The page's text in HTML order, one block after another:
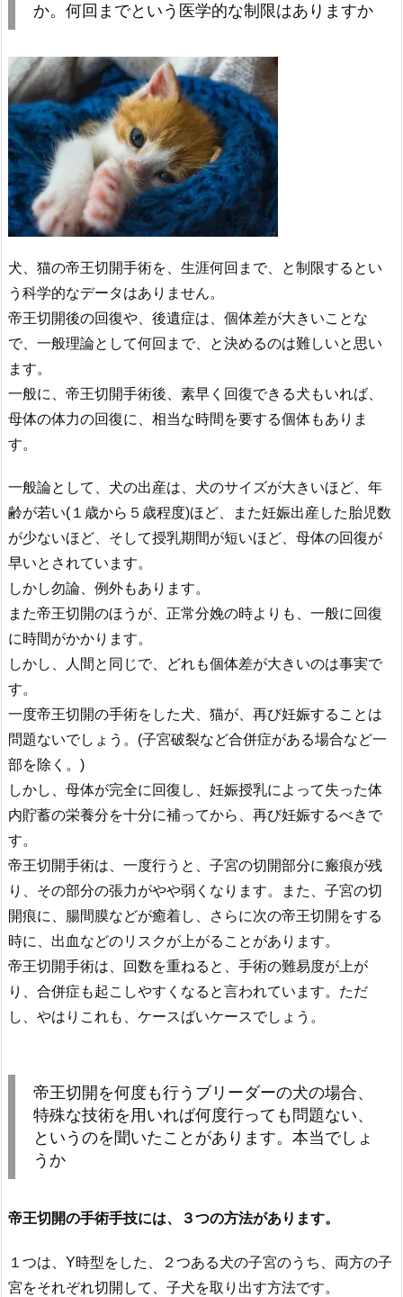
か。何回までという医学的な制限はありますか
犬、猫の帝王切開手術を、生涯何回まで、と制限するとい
う科学的なデータはありません。
帝王切開後の回復や、後遺症は、個体差が大きいことな
で、一般理論として何回まで、と決めるのは難しいと思い
ます。
一般に、帝王切開手術後、素早く回復できる犬もいれば、
母体の体力の回復に、相当な時間を要する個体もありま
す。
一般論として、犬の出産は、犬のサイズが大きいほど、年
齢が若い(１歳から５歳程度)ほど、また妊娠出産した胎児数
が少ないほど、そして授乳期間が短いほど、母体の回復が
早いとされています。
しかし勿論、例外もあります。
また帝王切開のほうが、正常分娩の時よりも、一般に回復
に時間がかかります。
しかし、人間と同じで、どれも個体差が大きいのは事実で
す。
一度帝王切開の手術をした犬、猫が、再び妊娠することは
問題ないでしょう。(子宮破裂など合併症がある場合など一
部を除く。)
しかし、母体が完全に回復し、妊娠授乳によって失った体
内貯蓄の栄養分を十分に補ってから、再び妊娠するべきで
す。
帝王切開手術は、一度行うと、子宮の切開部分に瘢痕が残
り、その部分の張力がやや弱くなります。また、子宮の切
開痕に、腸間膜などが癒着し、さらに次の帝王切開をする
時に、出血などのリスクが上がることがあります。
帝王切開手術は、回数を重ねると、手術の難易度が上が
り、合併症も起こしやすくなると言われています。ただ
し、やはりこれも、ケースばいケースでしょう。
帝王切開を何度も行うブリーダーの犬の場合、
特殊な技術を用いれば何度行っても問題ない、
というのを聞いたことがあります。本当でしょ
うか
帝王切開の手術手技には、３つの方法があります。
１つは、Y時型をした、２つある犬の子宮のうち、両方の子
宮をそれぞれ切開して、子犬を取り出す方法です。